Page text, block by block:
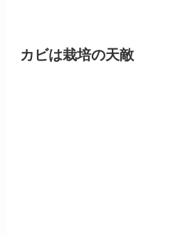
カビは栽培の天敵